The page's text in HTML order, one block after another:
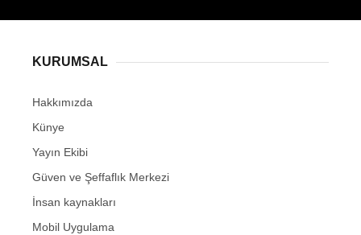
KURUMSAL
Hakkımızda
Künye
Yayın Ekibi
Güven ve Şeffaflık Merkezi
İnsan kaynakları
Mobil Uygulama